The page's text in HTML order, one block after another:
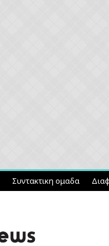
Συντακτικη ομαδα